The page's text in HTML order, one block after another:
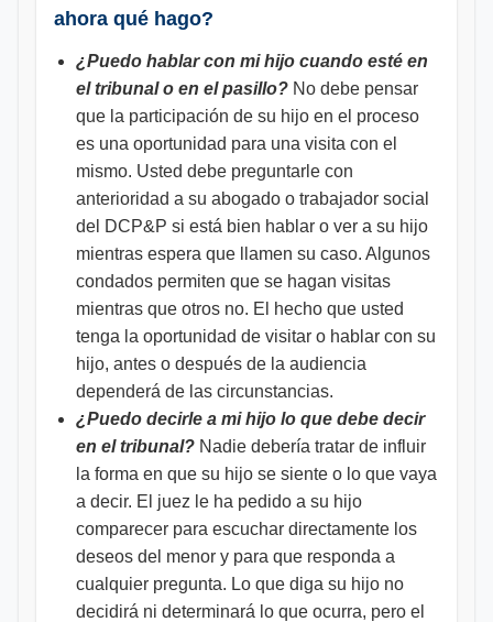
ahora qué hago?
¿Puedo hablar con mi hijo cuando esté en
el tribunal o en el pasillo? No debe pensar
que la participación de su hijo en el proceso
es una oportunidad para una visita con el
mismo. Usted debe preguntarle con
anterioridad a su abogado o trabajador social
del DCP&P si está bien hablar o ver a su hijo
mientras espera que llamen su caso. Algunos
condados permiten que se hagan visitas
mientras que otros no. El hecho que usted
tenga la oportunidad de visitar o hablar con su
hijo, antes o después de la audiencia
dependerá de las circunstancias.
¿Puedo decirle a mi hijo lo que debe decir
en el tribunal? Nadie debería tratar de influir
la forma en que su hijo se siente o lo que vaya
a decir. El juez le ha pedido a su hijo
comparecer para escuchar directamente los
deseos del menor y para que responda a
cualquier pregunta. Lo que diga su hijo no
decidirá ni determinará lo que ocurra, pero el